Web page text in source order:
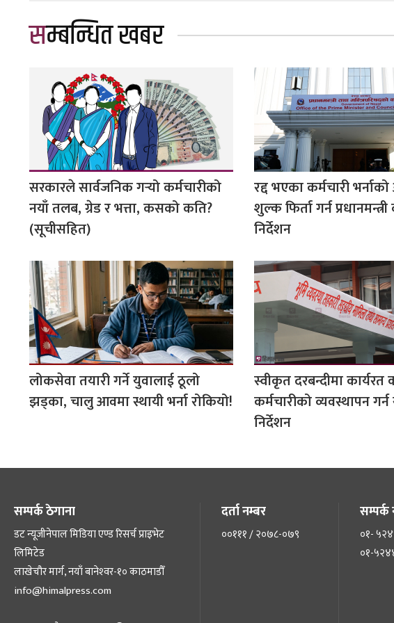
सम्बन्धित खबर
सरकारले सार्वजनिक गर्‍यो कर्मचारीको
नयाँ तलब, ग्रेड र भत्ता, कसको कति?
(सूचीसहित)
रद्द भएका कर्मचारी
शुल्क फिर्ता गर्न
निर्देशन
लोकसेवा तयारी गर्ने युवालाई ठूलो
झड्का, चालु आवमा स्थायी भर्ना रोकियो!
स्वीकृत दरबन्दीमा कार्यरत
कर्मचारीको व्यवस्थापन
निर्देशन
सम्पर्क ठेगाना
डट न्यूजीनेपाल मिडिया एण्ड रिसर्च प्राइभेट
लिमिटेड
लाखेचौर मार्ग, नयाँ बानेश्‍वर-१० काठमाडौँ
info@himalpress.com
दर्ता नम्बर
००१११ / २०७८-०७९
सम्पर्क
०१-
०१-